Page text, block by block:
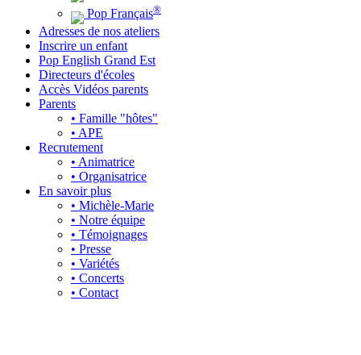
Pop Français®
Adresses de nos ateliers
Inscrire un enfant
Pop English Grand Est
Directeurs d'écoles
Accès Vidéos parents
Parents
• Famille "hôtes"
• APE
Recrutement
• Animatrice
• Organisatrice
En savoir plus
• Michèle-Marie
• Notre équipe
• Témoignages
• Presse
• Variétés
• Concerts
• Contact